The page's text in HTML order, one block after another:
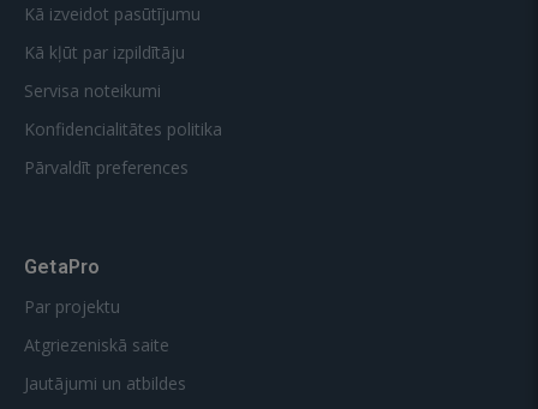
Kā izveidot pasūtījumu
Kā kļūt par izpildītāju
Servisa noteikumi
Konfidencialitātes politika
Pārvaldīt preferences
GetaPro
Par projektu
Atgriezeniskā saite
Jautājumi un atbildes